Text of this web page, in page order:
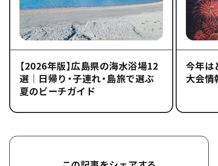
【2026年版】広島県の海水浴場12
選｜日帰り・子連れ・島旅で選ぶ
夏のビーチガイド
今年は
大会情